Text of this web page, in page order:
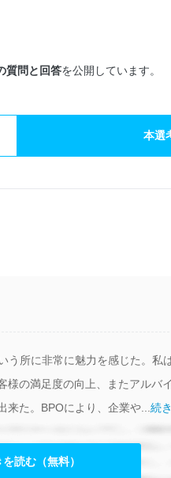
質問と回答を公開しています。
本選
う所に非常に魅力を感じた。私
の満足度の向上、またアルバ
た。BPOにより、企業や... 続
読む（無料）